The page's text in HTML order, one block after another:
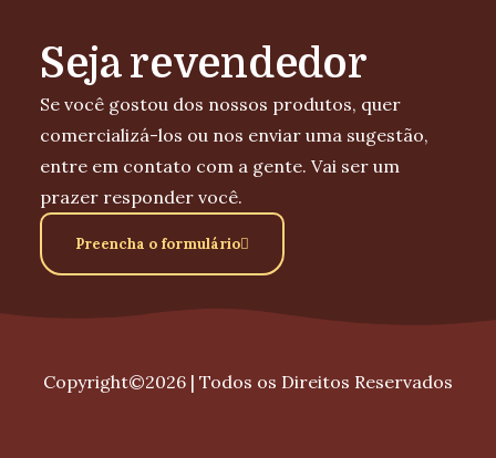
Seja revendedor
Se você gostou dos nossos produtos, quer
comercializá-los ou nos enviar uma sugestão,
entre em contato com a gente. Vai ser um
prazer responder você.
Preencha o formulário
Copyright©2026 | Todos os Direitos Reservados